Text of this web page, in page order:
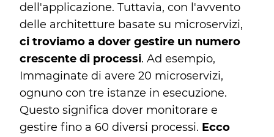
dell'applicazione. Tuttavia, con l'avvento
delle architetture basate su microservizi,
ci troviamo a dover gestire un numero
crescente di processi. Ad esempio,
Immaginate di avere 20 microservizi,
ognuno con tre istanze in esecuzione.
Questo significa dover monitorare e
gestire fino a 60 diversi processi. Ecco